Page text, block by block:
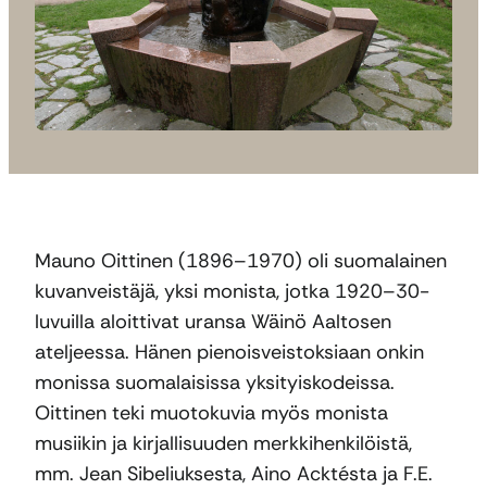
Mauno Oittinen (1896–1970) oli suomalainen
kuvanveistäjä, yksi monista, jotka 1920–30-
luvuilla aloittivat uransa Wäinö Aaltosen
ateljeessa. Hänen pienoisveistoksiaan onkin
monissa suomalaisissa yksityiskodeissa.
Oittinen teki muotokuvia myös monista
musiikin ja kirjallisuuden merkkihenkilöistä,
mm. Jean Sibeliuksesta, Aino Acktésta ja F.E.